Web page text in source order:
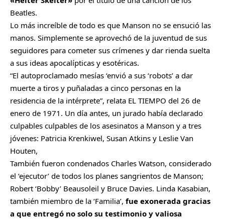
Beatles.
Lo más increíble de todo es que Manson no se ensució las
manos. Simplemente se aprovechó de la juventud de sus
seguidores para cometer sus crímenes y dar rienda suelta
a sus ideas apocalípticas y esotéricas.
“El autoproclamado mesías ‘envió a sus ‘robots’ a dar
muerte a tiros y puñaladas a cinco personas en la
residencia de la intérprete”, relata EL TIEMPO del 26 de
enero de 1971. Un día antes, un jurado había declarado
culpables culpables de los asesinatos a Manson y a tres
jóvenes: Patricia Krenkiwel, Susan Atkins y Leslie Van
Houten,
También fueron condenados Charles Watson, considerado
el ‘ejecutor’ de todos los planes sangrientos de Manson;
Robert ‘Bobby’ Beausoleil y Bruce Davies. Linda Kasabian,
también miembro de la ‘Familia’, fue exonerada gracias
a que entregó no solo su testimonio y valiosa